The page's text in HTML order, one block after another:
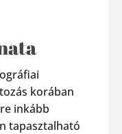
korában
inkább
tapasztalható